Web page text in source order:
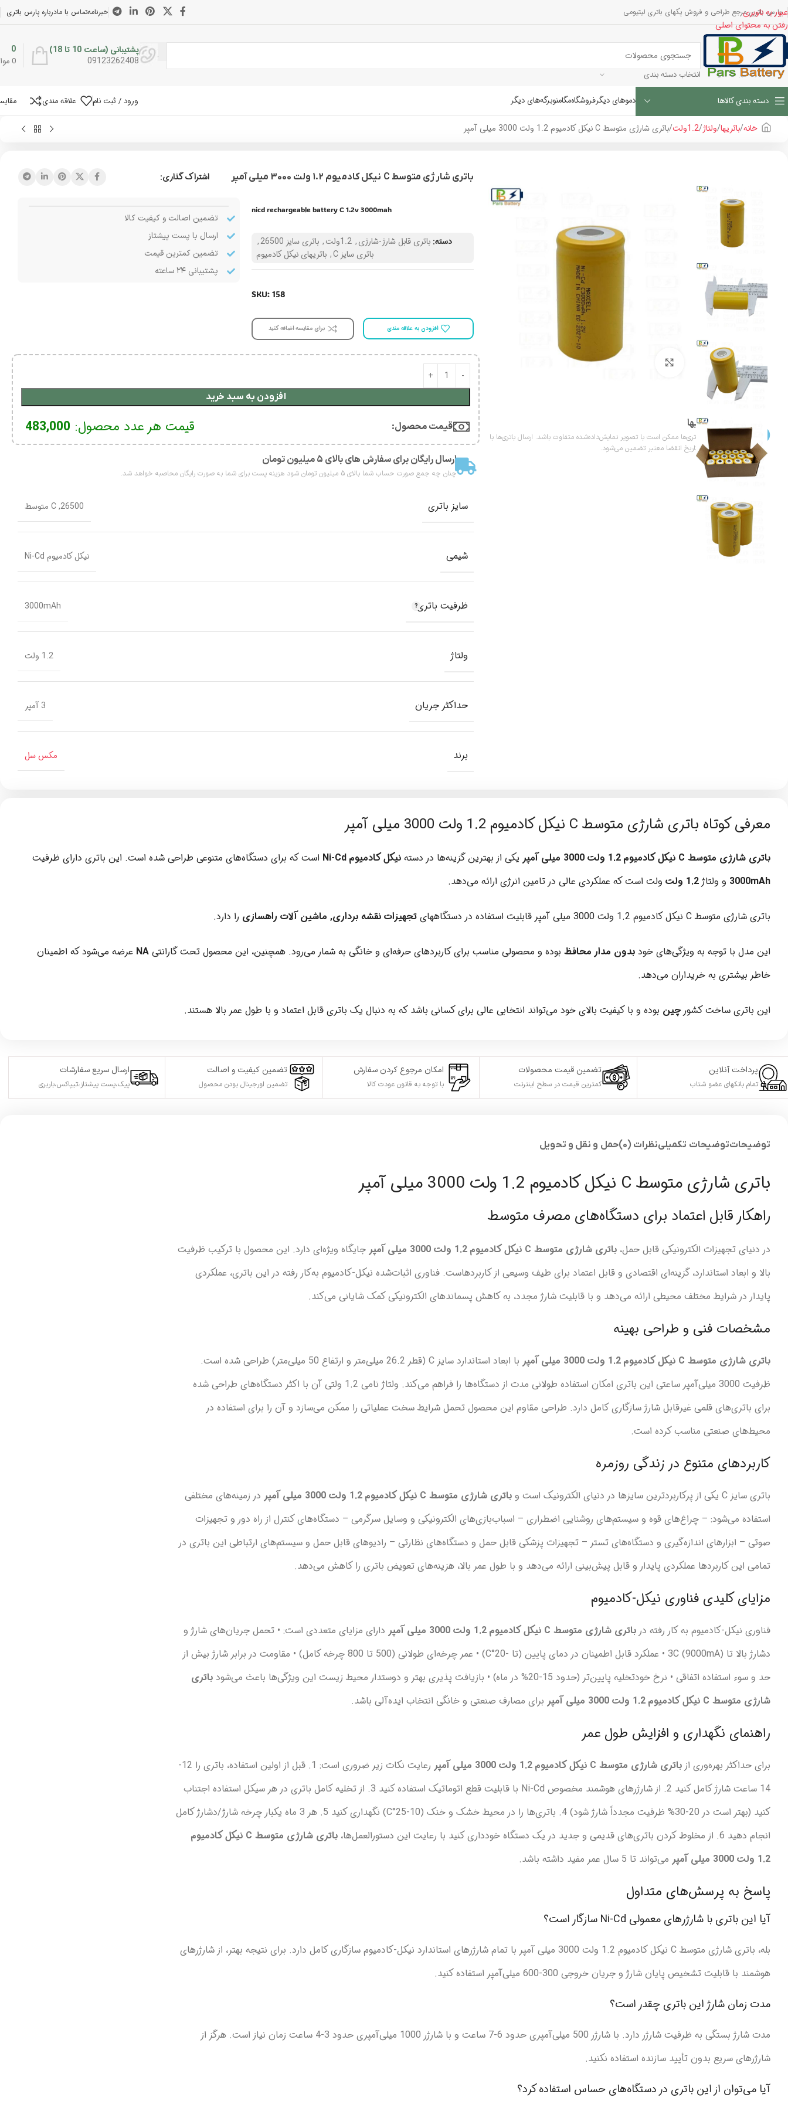
عبور به ناوبری
رفتن به محتوای اصلی
پارس باتری مرجع طراحی و فروش پکهای باتری لیتیومی خبرنامهتماس با مادرباره پارس باتری
انتخاب دسته بندی
پشتیبانی (ساعت 10 تا 18)
09123262408
0
0
دسته بندی کالاها دموهای دیگرفروشگاهمگامنوبرگه‌های دیگر ورود / ثبت نام علاقه مندی
خانه باتریها ولتاژ 1.2ولت باتری شارژی متوسط C نیکل کادمیوم 1.2 ولت 3000 میلی آمپر
بزرگنمایی تصویر
تاریخ انقضا باتریها
تاریخ درج‌شده روی باتری‌ها ممکن است با تصویر نمایش‌داده‌شده متفاوت باشد. ارسال باتری‌ها با
تاریخ تولید به‌روز و تاریخ انقضا معتبر تضمین می‌شود.
باتری شارژی متوسط C نیکل کادمیوم 1.2 ولت 3000 میلی آمپر اشتراک گذاری:
nicd rechargeable battery C 1.2v 3000mah
دسته: باتری قابل شارژ-شارژی, 1.2ولت , باتری سایز 26500
,
باتری سایز C
, باتریهای نیکل کادمیوم
SKU: 158
افزودن به علاقه مندی برای مقایسه اضافه کنید
تضمین اصالت و کیفیت کالا
ارسال با پست پیشتاز
تضمین کمترین قیمت
پشتیبانی ۲۴ ساعته
افزودن به سبد خرید
قیمت محصول:​ قیمت هر عدد محصول: 483,000
ارسال رایگان برای سفارش های بالای ۵ میلیون تومان
چنان چه جمع صورت حساب شما بالای 5 میلیون تومان شود هزینه پست برای شما به صورت رایگان محاصبه خواهد شد.
سایز باتری 26500
,C متوسط
شیمی نیکل کادمیوم Ni-Cd
ظرفیت باتری 3000mAh
ولتاژ 1.2 ولت
حداکثر جریان 3 آمپر
برند مکس سل
معرفی کوتاه باتری شارژی متوسط C نیکل کادمیوم 1.2 ولت 3000 میلی آمپر
باتری شارژی متوسط C نیکل کادمیوم 1.2 ولت 3000 میلی آمپر یکی از بهترین گزینه‌ها در دسته نیکل کادمیوم Ni-Cd
است که برای دستگاه‌های متنوعی طراحی شده است. این باتری دارای ظرفیت
3000mAh و ولتاژ 1.2 ولت ولت است که عملکردی عالی در تامین انرژی ارائه می‌دهد.
باتری شارژی متوسط C نیکل کادمیوم 1.2 ولت 3000 میلی آمپر قابلیت استفاده در دستگاههای تجهیزات نقشه برداری, ماشین آلات راهسازی را دارد.
این مدل با توجه به ویژگی‌های خود بدون مدار محافظ بوده و محصولی مناسب برای کاربردهای حرفه‌ای و خانگی به شمار می‌رود. همچنین، این محصول تحت گارانتی NA عرضه می‌شود که اطمینان
خاطر بیشتری به خریداران می‌دهد.
این باتری ساخت کشورچین بوده و با کیفیت بالای خود می‌تواند انتخابی عالی برای کسانی باشد که به دنبال یک باتری قابل اعتماد و با طول عمر بالا هستند.
پرداخت آنلاین
تمام بانکهای عضو شتاب
تضمین قیمت محصولات
کمترین قیمت در سطح اینترنت
امکان مرجوع کردن سفارش
با توجه به قانون عودت کالا
تضمین کیفیت و اصالت
تضمین اورجینال بودن محصول
ارسال سریع سفارشات
پیک،پست پیشتاز،تیپاکس،باربری
توضیحاتتوضیحات تکمیلینظرات (0) حمل و نقل و تحویل
باتری شارژی متوسط C نیکل کادمیوم 1.2 ولت 3000 میلی آمپر
راهکار قابل اعتماد برای دستگاه‌های مصرف متوسط
در دنیای تجهیزات الکترونیکی قابل حمل، باتری شارژی متوسط C نیکل کادمیوم 1.2 ولت 3000 میلی آمپر
جایگاه ویژه‌ای دارد. این محصول با ترکیب ظرفیت
بالا و ابعاد استاندارد، گزینه‌ای اقتصادی و قابل اعتماد برای طیف وسیعی از کاربردهاست. فناوری اثبات‌شده نیکل-کادمیوم به‌کار رفته در این باتری، عملکردی
پایدار در شرایط مختلف محیطی ارائه می‌دهد و با قابلیت شارژ مجدد، به کاهش پسماندهای الکترونیکی کمک شایانی می‌کند.
مشخصات فنی و طراحی بهینه
باتری شارژی متوسط C نیکل کادمیوم 1.2 ولت 3000 میلی آمپر
با ابعاد استاندارد سایز C (قطر 26.2 میلی‌متر و ارتفاع 50 میلی‌متر) طراحی شده است.
ظرفیت 3000 میلی‌آمپر ساعتی این باتری امکان استفاده طولانی مدت از دستگاه‌ها را فراهم می‌کند. ولتاژ نامی 1.2 ولتی آن با اکثر دستگاه‌های طراحی شده
برای باتری‌های قلمی غیرقابل شارژ سازگاری کامل دارد. طراحی مقاوم این محصول تحمل شرایط سخت عملیاتی را ممکن می‌سازد و آن را برای استفاده در
محیط‌های صنعتی مناسب کرده است.
کاربردهای متنوع در زندگی روزمره
باتری سایز C یکی از پرکاربردترین سایزها در دنیای الکترونیک است و باتری شارژی متوسط C نیکل کادمیوم 1.2 ولت 3000 میلی آمپر
در زمینه‌های مختلفی
استفاده می‌شود: – چراغ‌های قوه و سیستم‌های روشنایی اضطراری – اسباب‌بازی‌های الکترونیکی و وسایل سرگرمی – دستگاه‌های کنترل از راه دور و تجهیزات
صوتی – ابزارهای اندازه‌گیری و دستگاه‌های تستر – تجهیزات پزشکی قابل حمل و دستگاه‌های نظارتی – رادیوهای قابل حمل و سیستم‌های ارتباطی این باتری در
تمامی این کاربردها عملکردی پایدار و قابل پیش‌بینی ارائه می‌دهد و با طول عمر بالا، هزینه‌های تعویض باتری را کاهش می‌دهد.
مزایای کلیدی فناوری نیکل-کادمیوم
فناوری نیکل-کادمیوم به کار رفته در باتری شارژی متوسط C نیکل کادمیوم 1.2 ولت 3000 میلی آمپر
دارای مزایای متعددی است: • تحمل جریان‌های شارژ و
دشارژ بالا تا 3C (9000mA) • عملکرد قابل اطمینان در دمای پایین (تا -20°C) • عمر چرخه‌ای طولانی (500 تا 800 چرخه کامل) • مقاومت در برابر شارژ بیش از
حد و سوء استفاده اتفاقی • نرخ خودتخلیه پایین‌تر (حدود 15-20% در ماه) • بازیافت پذیری بهتر و دوستدار محیط زیست این ویژگی‌ها باعث می‌شود
باتری
شارژی متوسط C نیکل کادمیوم 1.2 ولت 3000 میلی آمپر
برای مصارف صنعتی و خانگی انتخاب ایده‌آلی باشد.
راهنمای نگهداری و افزایش طول عمر
برای حداکثر بهره‌وری از باتری شارژی متوسط C نیکل کادمیوم 1.2 ولت 3000 میلی آمپر
رعایت نکات زیر ضروری است: 1. قبل از اولین استفاده، باتری را 12-
14 ساعت شارژ کامل کنید 2. از شارژرهای هوشمند مخصوص Ni-Cd با قابلیت قطع اتوماتیک استفاده کنید 3. از تخلیه کامل باتری در هر سیکل استفاده اجتناب
کنید (بهتر است در 20-30% ظرفیت مجدداً شارژ شود) 4. باتری‌ها را در محیط خشک و خنک (10-25°C) نگهداری کنید 5. هر 3 ماه یکبار چرخه شارژ/دشارژ کامل
انجام دهید 6. از مخلوط کردن باتری‌های قدیمی و جدید در یک دستگاه خودداری کنید با رعایت این دستورالعمل‌ها،
باتری شارژی متوسط C نیکل کادمیوم
1.2 ولت 3000 میلی آمپر
می‌تواند تا 5 سال عمر مفید داشته باشد.
پاسخ به پرسش‌های متداول
آیا این باتری با شارژرهای معمولی Ni-Cd سازگار است؟
بله، باتری شارژی متوسط C نیکل کادمیوم 1.2 ولت 3000 میلی آمپر با تمام شارژرهای استاندارد نیکل-کادمیوم سازگاری کامل دارد. برای نتیجه بهتر، از شارژرهای
هوشمند با قابلیت تشخیص پایان شارژ و جریان خروجی 300-600 میلی‌آمپر استفاده کنید.
مدت زمان شارژ این باتری چقدر است؟
مدت شارژ بستگی به ظرفیت شارژر دارد. با شارژر 500 میلی‌آمپری حدود 6-7 ساعت و با شارژر 1000 میلی‌آمپری حدود 3-4 ساعت زمان نیاز است. هرگز از
شارژرهای سریع بدون تأیید سازنده استفاده نکنید.
آیا می‌توان از این باتری در دستگاه‌های حساس استفاده کرد؟